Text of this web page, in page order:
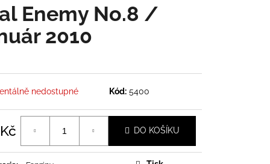
Enemy No.8 /
2010
nedostupné Kód: 5400
DO KOŠÍKU
Následující